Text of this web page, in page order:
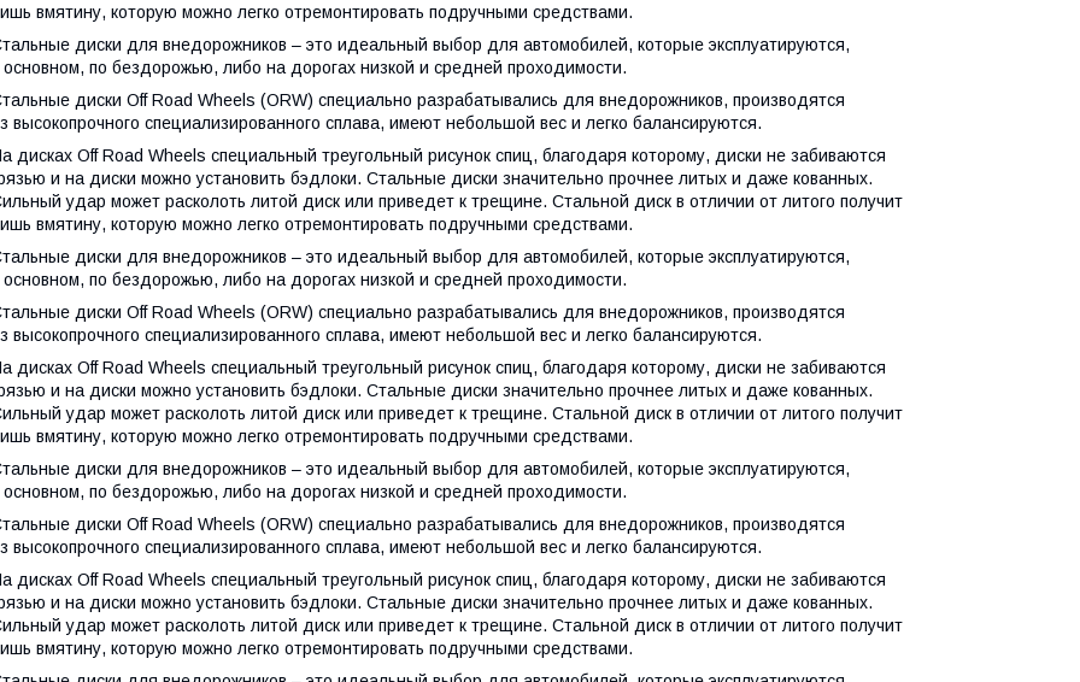
вмятину, которую можно легко отремонтировать подручными средствами.
диски для внедорожников – это идеальный выбор для автомобилей, которые эксплуатируются,
основном, по бездорожью, либо на дорогах низкой и средней проходимости.
диски Off Road Wheels (ORW) специально разрабатывались для внедорожников, производятся
высокопрочного специализированного сплава, имеют небольшой вес и легко балансируются.
дисках Off Road Wheels специальный треугольный рисунок спиц, благодаря которому, диски не забиваются
и на диски можно установить бэдлоки. Стальные диски значительно прочнее литых и даже кованных.
удар может расколоть литой диск или приведет к трещине. Стальной диск в отличии от литого получит
вмятину, которую можно легко отремонтировать подручными средствами.
диски для внедорожников – это идеальный выбор для автомобилей, которые эксплуатируются,
основном, по бездорожью, либо на дорогах низкой и средней проходимости.
диски Off Road Wheels (ORW) специально разрабатывались для внедорожников, производятся
высокопрочного специализированного сплава, имеют небольшой вес и легко балансируются.
дисках Off Road Wheels специальный треугольный рисунок спиц, благодаря которому, диски не забиваются
и на диски можно установить бэдлоки. Стальные диски значительно прочнее литых и даже кованных.
удар может расколоть литой диск или приведет к трещине. Стальной диск в отличии от литого получит
вмятину, которую можно легко отремонтировать подручными средствами.
диски для внедорожников – это идеальный выбор для автомобилей, которые эксплуатируются,
основном, по бездорожью, либо на дорогах низкой и средней проходимости.
диски Off Road Wheels (ORW) специально разрабатывались для внедорожников, производятся
высокопрочного специализированного сплава, имеют небольшой вес и легко балансируются.
дисках Off Road Wheels специальный треугольный рисунок спиц, благодаря которому, диски не забиваются
и на диски можно установить бэдлоки. Стальные диски значительно прочнее литых и даже кованных.
удар может расколоть литой диск или приведет к трещине. Стальной диск в отличии от литого получит
вмятину, которую можно легко отремонтировать подручными средствами.